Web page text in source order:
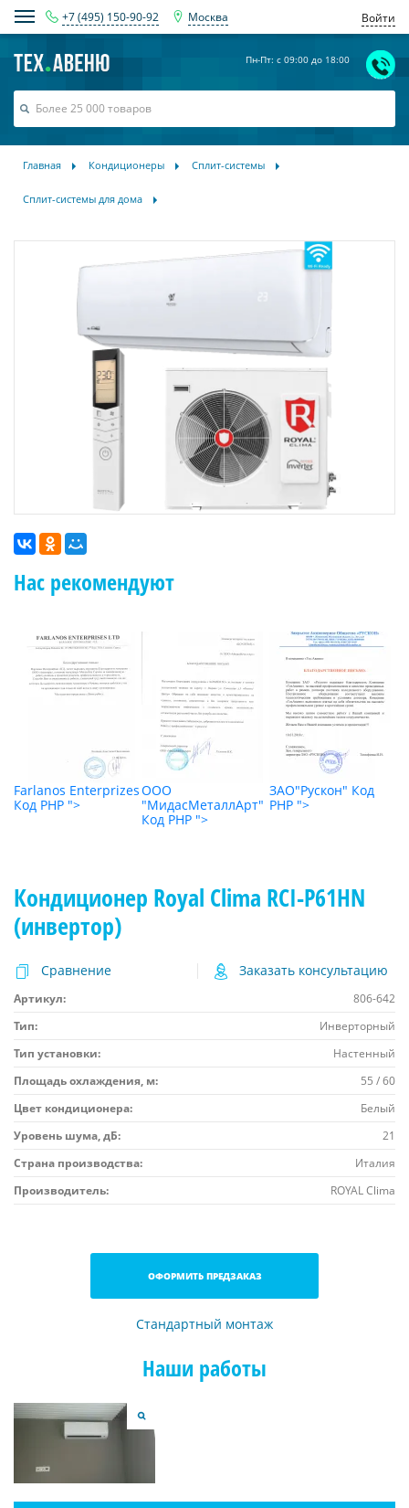
+7 (495) 150-90-92 Москва Войти
Пн-Пт: с 09:00 до 18:00
Главная Кондиционеры Сплит-системы
Сплит-системы для дома
Нас рекомендуют
Farlanos Enterprizes
Код PHP ">
ООО
"МидасМеталлАрт"
Код PHP ">
ЗАО"Рускон" Код
PHP ">
Кондиционер Royal Clima RCI-P61HN
(инвертор)
Сравнение Заказать консультацию
Артикул:
806-642
Тип:
Инверторный
Тип установки:
Настенный
Площадь охлаждения, м:
55 / 60
Цвет кондиционера:
Белый
Уровень шума, дБ:
21
Страна производства:
Италия
Производитель:
ROYAL Clima
ОФОРМИТЬ ПРЕДЗАКАЗ
Стандартный монтаж
Наши работы